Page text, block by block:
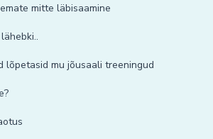
mitte läbisaamine
lõpetasid mu jõusaali treeningud